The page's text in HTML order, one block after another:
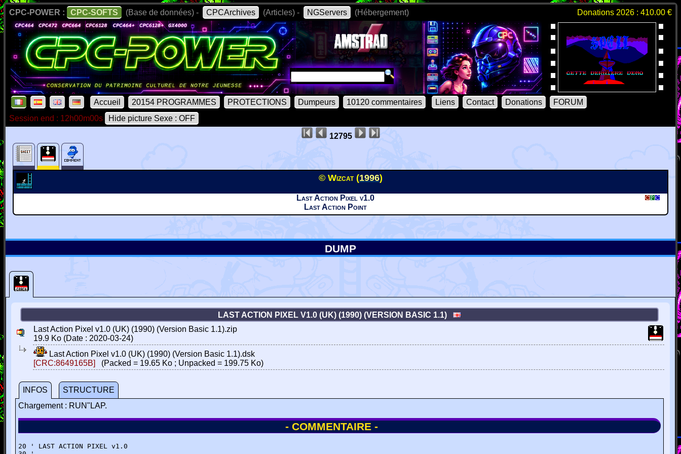
CPC-POWER : CPC-SOFTS (Base de données) - CPCArchives (Articles) - NGServers (Hébergement) Donations 2026 : 410.00 €
Accueil 20154 PROGRAMMES PROTECTIONS Dumpeurs 10120 commentaires Liens Contact Donations
FORUM
Session end : 12h00m00s
Hide picture Sexe : OFF
12795
© Wizcat (1996)
Last Action Pixel v1.0
Last Action Point
DUMP
LAST ACTION PIXEL V1.0 (UK) (1990) (VERSION BASIC 1.1)
Last Action Pixel v1.0 (UK) (1990) (Version Basic 1.1).zip
19.9 Ko (Date : 2020-03-24)
Last Action Pixel v1.0 (UK) (1990) (Version Basic 1.1).dsk
[CRC:8649165B]
(Packed = 19.65 Ko ; Unpacked = 199.75 Ko)
INFOS
STRUCTURE
Chargement : RUN"LAP.
- COMMENTAIRE -
20 ' LAST ACTION PIXEL v1.0